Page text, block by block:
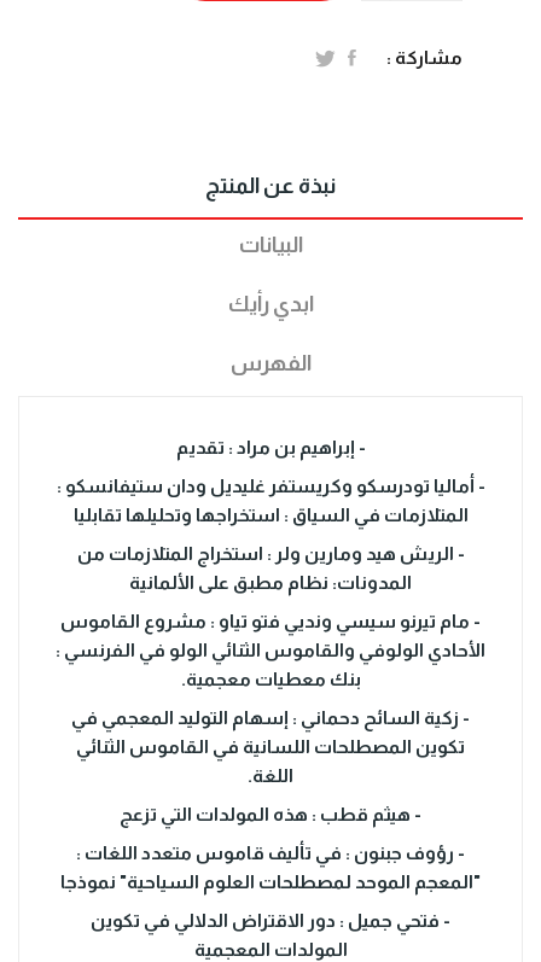
مشاركة :
نبذة عن المنتج
البيانات
ابدي رأيك
الفهرس
- إبراهيم بن مراد : تقديم
- أماليا تودرسكو وكريستفر غليديل ودان ستيفانسكو :
المتلازمات في السياق : استخراجها وتحليلها تقابليا
- الريش هيد ومارين ولر : استخراج المتلازمات من
المدونات: نظام مطبق على الألمانية
- مام تيرنو سيسي ونديي فتو تياو : مشروع القاموس
الأحادي الولوفي والقاموس الثنائي الولو في الفرنسي :
بنك معطيات معجمية.
- زكية السائح دحماني : إسهام التوليد المعجمي في
تكوين المصطلحات اللسانية في القاموس الثنائي
اللغة.
- هيثم قطب : هذه المولدات التي تزعج
- رؤوف جبنون : في تأليف قاموس متعدد اللغات :
"المعجم الموحد لمصطلحات العلوم السياحية" نموذجا
- فتحي جميل : دور الاقتراض الدلالي في تكوين
المولدات المعجمية